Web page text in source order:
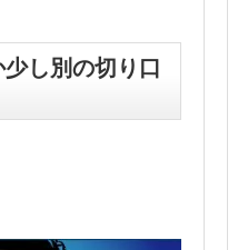
し別の切り口